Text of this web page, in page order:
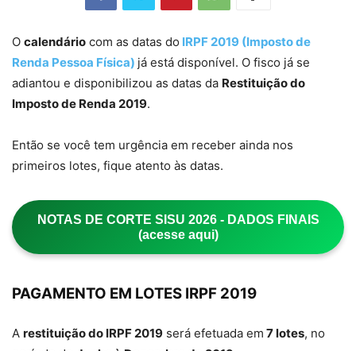
O calendário com as datas do IRPF 2019 (Imposto de
Renda Pessoa Física) já está disponível. O fisco já se
adiantou e disponibilizou as datas da Restituição do
Imposto de Renda 2019.
Então se você tem urgência em receber ainda nos
primeiros lotes, fique atento às datas.
NOTAS DE CORTE SISU 2026 - DADOS FINAIS
(acesse aqui)
PAGAMENTO EM LOTES IRPF 2019
A restituição do IRPF 2019 será efetuada em 7 lotes, no